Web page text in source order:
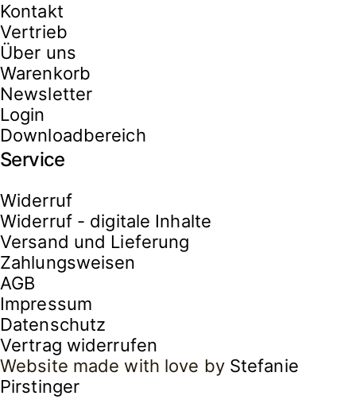
Kontakt
Vertrieb
Über uns
Warenkorb
Newsletter
Login
Downloadbereich
Service
Widerruf
Widerruf - digitale Inhalte
Versand und Lieferung
Zahlungsweisen
AGB
Impressum
Datenschutz
Vertrag widerrufen
Website made with love by Stefanie
Pirstinger